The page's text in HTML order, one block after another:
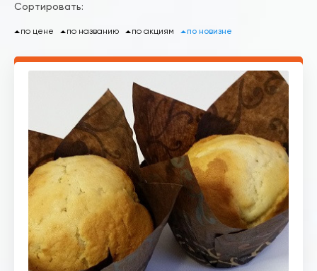
Сортировать:
по цене по названию по акциям по новизне